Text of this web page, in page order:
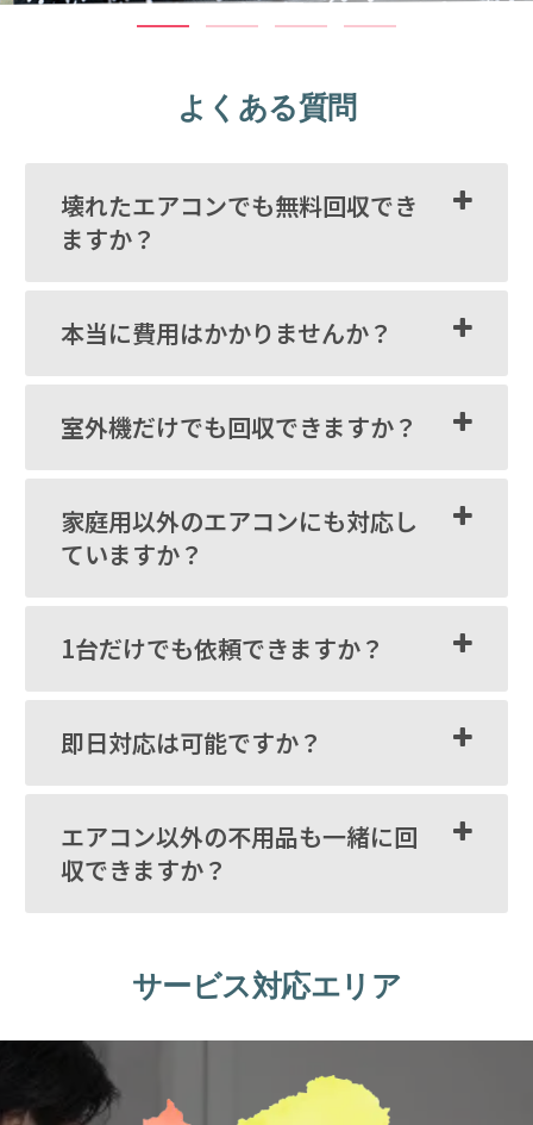
よくある質問
壊れたエアコンでも無料回収でき
ますか？
本当に費用はかかりませんか？
室外機だけでも回収できますか？
家庭用以外のエアコンにも対応し
ていますか？
1台だけでも依頼できますか？
即日対応は可能ですか？
エアコン以外の不用品も一緒に回
収できますか？
サービス対応エリア